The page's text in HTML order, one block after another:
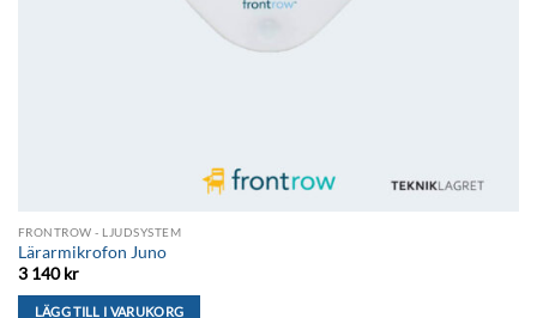
FRONTROW - LJUDSYSTEM
Lärarmikrofon Juno
3 140kr
LÄGG TILL I VARUKORG